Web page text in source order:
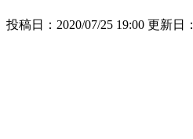
投稿日：2020/07/25 19:00 更新日：